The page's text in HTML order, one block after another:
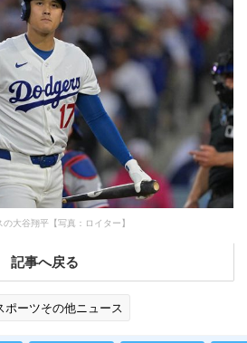
の大谷翔平【写真：ロイター】
記事へ戻る
ポーツその他ニュース